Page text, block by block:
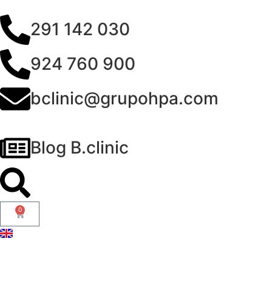
291 142 030
924 760 900
bclinic@grupohpa.com
Blog B.clinic
0